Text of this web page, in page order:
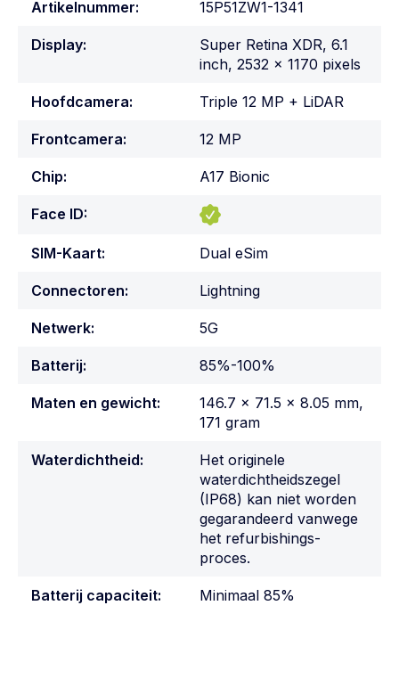
Artikelnummer: 15P51ZW1-1341
Display:
Super Retina XDR, 6.1
inch, 2532 x 1170 pixels
Hoofdcamera: Triple 12 MP + LiDAR
Frontcamera: 12 MP
Chip: A17 Bionic
Face ID:
SIM-Kaart: Dual eSim
Connectoren: Lightning
Netwerk: 5G
Batterij: 85%-100%
Maten en gewicht:
146.7 x 71.5 x 8.05 mm,
171 gram
Waterdichtheid:
Het originele
waterdichtheidszegel
(IP68) kan niet worden
gegarandeerd vanwege
het refurbishings-
proces.
Batterij capaciteit: Minimaal 85%